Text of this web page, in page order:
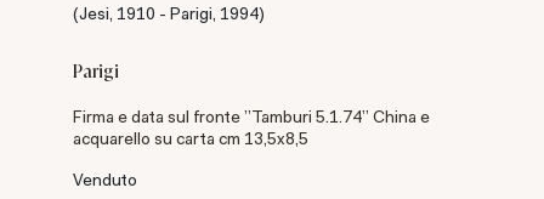
(Jesi, 1910 - Parigi, 1994)
Parigi
Firma e data sul fronte "Tamburi 5.1.74" China e
acquarello su carta cm 13,5x8,5
Venduto